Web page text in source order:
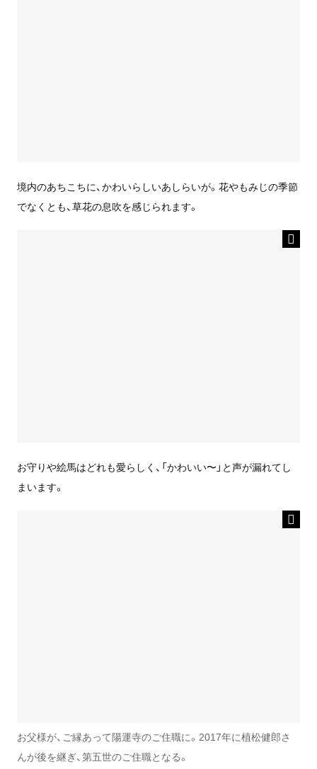
境内のあちこちに、かわいらしいあしらいが。花やもみじの季節
でなくとも、草花の息吹を感じられます。
お守りや絵馬はどれも愛らしく、「かわいい〜」と声が漏れてし
まいます。
お父様が、ご縁あって陽運寺のご住職に。2017年に植松健郎さ
んが後を継ぎ、第五世のご住職となる。